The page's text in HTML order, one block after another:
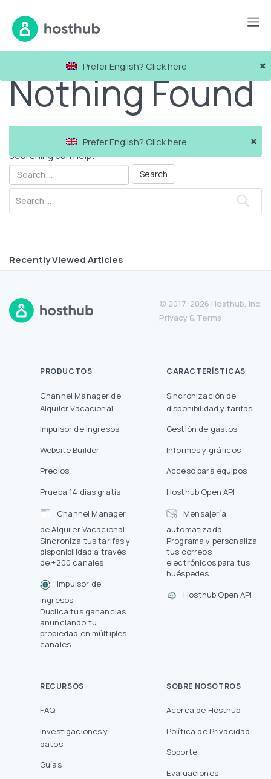
×
Prefer English? Click here
Nothing Found
×
Prefer English? Click here
It seems we can’t find what you’re looking for. Perhaps
searching can help.
Recently Viewed Articles
© 2017-2026 Hosthub, Inc.
Privacy & Terms
PRODUCTOS
Channel Manager de
Alquiler Vacacional
Impulsor de ingresos
Website Builder
Precios
Prueba 14 días gratis
Channel Manager
de Alquiler Vacacional
Sincroniza tus tarifas y
disponibilidad a través
de +200 canales
Impulsor de
ingresos
Duplica tus ganancias
anunciando tu
propiedad en múltiples
canales
CARACTERÍSTICAS
Sincronización de
disponibilidad y tarifas
Gestión de gastos
Informes y gráficos
Acceso para equipos
Hosthub Open API
Mensajería
automatizada
Programa y personaliza
tus correos
electrónicos para tus
huéspedes
Hosthub Open API
RECURSOS
FAQ
Investigaciones y
datos
Guías
SOBRE NOSOTROS
Acerca de Hosthub
Política de Privacidad
Soporte
Evaluaciones